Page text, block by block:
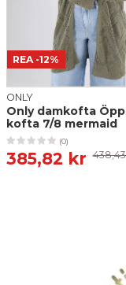
Genom att skicka
tillstånd att
webbplatser och
att inte publicera
Skicka recension
REA -12%
ONLY
Only damkofta
kofta 7/8 mermaid
(0)
385,82 kr